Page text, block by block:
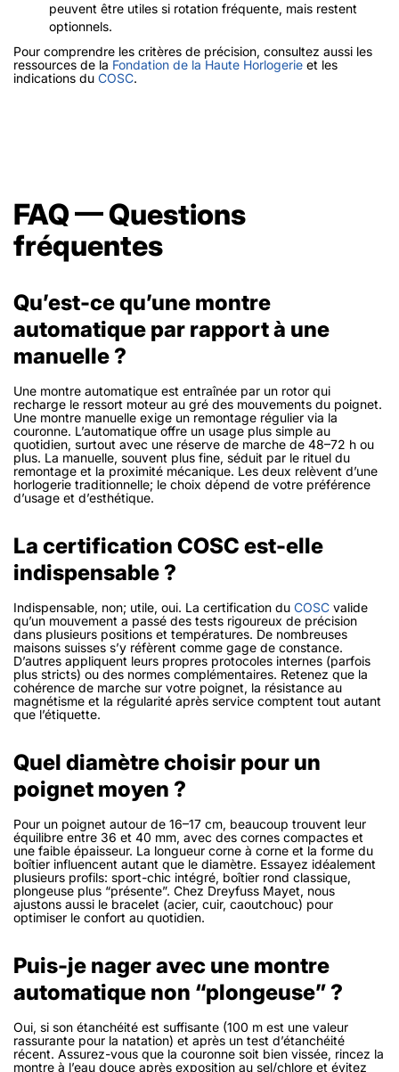
peuvent être utiles si rotation fréquente, mais restent
optionnels.
Pour comprendre les critères de précision, consultez aussi les
ressources de la Fondation de la Haute Horlogerie et les
indications du COSC.
FAQ — Questions
fréquentes
Qu’est-ce qu’une montre
automatique par rapport à une
manuelle ?
Une montre automatique est entraînée par un rotor qui
recharge le ressort moteur au gré des mouvements du poignet.
Une montre manuelle exige un remontage régulier via la
couronne. L’automatique offre un usage plus simple au
quotidien, surtout avec une réserve de marche de 48–72 h ou
plus. La manuelle, souvent plus fine, séduit par le rituel du
remontage et la proximité mécanique. Les deux relèvent d’une
horlogerie traditionnelle; le choix dépend de votre préférence
d’usage et d’esthétique.
La certification COSC est-elle
indispensable ?
Indispensable, non; utile, oui. La certification du COSC valide
qu’un mouvement a passé des tests rigoureux de précision
dans plusieurs positions et températures. De nombreuses
maisons suisses s’y réfèrent comme gage de constance.
D’autres appliquent leurs propres protocoles internes (parfois
plus stricts) ou des normes complémentaires. Retenez que la
cohérence de marche sur votre poignet, la résistance au
magnétisme et la régularité après service comptent tout autant
que l’étiquette.
Quel diamètre choisir pour un
poignet moyen ?
Pour un poignet autour de 16–17 cm, beaucoup trouvent leur
équilibre entre 36 et 40 mm, avec des cornes compactes et
une faible épaisseur. La longueur corne à corne et la forme du
boîtier influencent autant que le diamètre. Essayez idéalement
plusieurs profils: sport-chic intégré, boîtier rond classique,
plongeuse plus “présente”. Chez Dreyfuss Mayet, nous
ajustons aussi le bracelet (acier, cuir, caoutchouc) pour
optimiser le confort au quotidien.
Puis-je nager avec une montre
automatique non “plongeuse” ?
Oui, si son étanchéité est suffisante (100 m est une valeur
rassurante pour la natation) et après un test d’étanchéité
récent. Assurez-vous que la couronne soit bien vissée, rincez la
montre à l’eau douce après exposition au sel/chlore et évitez